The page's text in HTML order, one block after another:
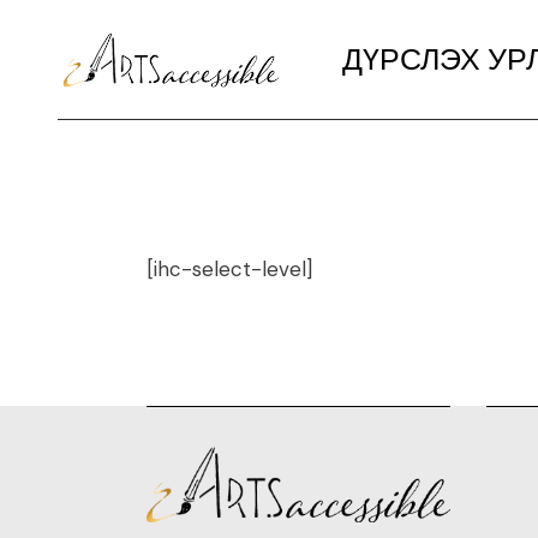
ДҮРСЛЭХ
[ihc-select-level]